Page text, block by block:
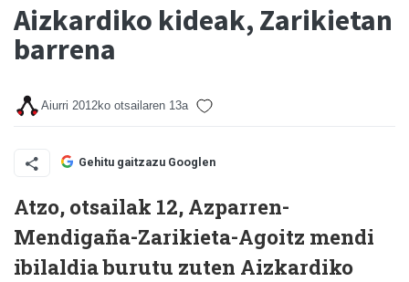
Aizkardiko kideak, Zarikietan
barrena
Aiurri 2012ko otsailaren 13a
Gehitu gaitzazu Googlen
Atzo, otsailak 12, Azparren-
Mendigaña-Zarikieta-Agoitz mendi
ibilaldia burutu zuten Aizkardiko